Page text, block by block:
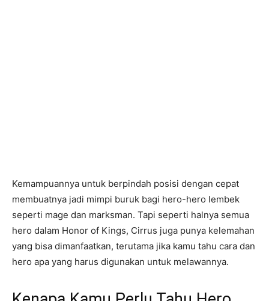
Kemampuannya untuk berpindah posisi dengan cepat
membuatnya jadi mimpi buruk bagi hero-hero lembek
seperti mage dan marksman. Tapi seperti halnya semua
hero dalam Honor of Kings, Cirrus juga punya kelemahan
yang bisa dimanfaatkan, terutama jika kamu tahu cara dan
hero apa yang harus digunakan untuk melawannya.